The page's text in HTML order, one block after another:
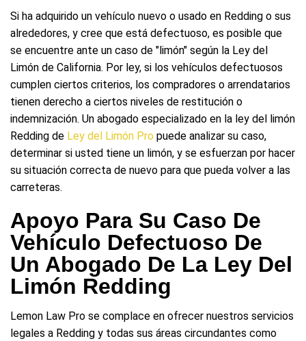
Si ha adquirido un vehículo nuevo o usado en Redding o sus
alrededores, y cree que está defectuoso, es posible que
se encuentre ante un caso de "limón" según la Ley del
Limón de California. Por ley, si los vehículos defectuosos
cumplen ciertos criterios, los compradores o arrendatarios
tienen derecho a ciertos niveles de restitución o
indemnización. Un abogado especializado en la ley del limón
Redding de Ley del Limón Pro puede analizar su caso,
determinar si usted tiene un limón, y se esfuerzan por hacer
su situación correcta de nuevo para que pueda volver a las
carreteras.
Apoyo Para Su Caso De
Vehículo Defectuoso De
Un Abogado De La Ley Del
Limón Redding
Lemon Law Pro se complace en ofrecer nuestros servicios
legales a Redding y todas sus áreas circundantes como